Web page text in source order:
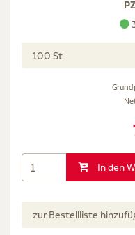
100 St
In den
zur Bestellliste